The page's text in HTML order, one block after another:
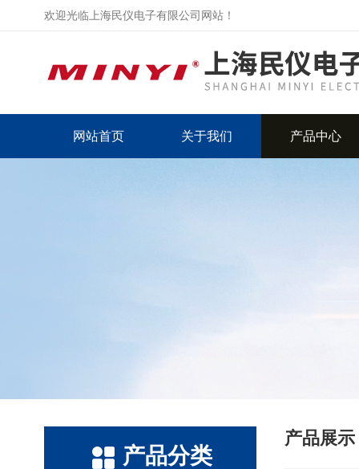
欢迎光临上海民仪电子有限公司网站！
网站首页 关于我们 产品中心
产品分类
产品展示